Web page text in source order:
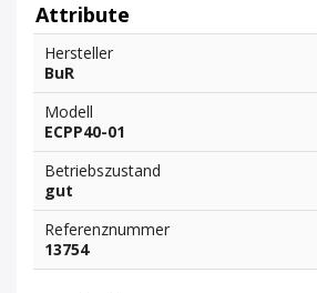
Attribute
Hersteller
BuR
Modell
ECPP40-01
Betriebszustand
gut
Referenznummer
13754